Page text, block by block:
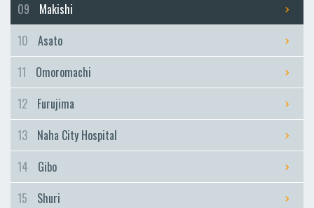
Ishimine
Gibo
Kyozuka
09
Makishi
10
Asato
11
Omoromachi
12
Furujima
13
Naha City Hospital
14
Gibo
15
Shuri